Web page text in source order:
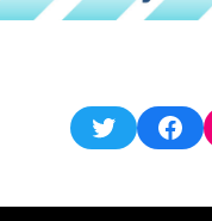
Twitter